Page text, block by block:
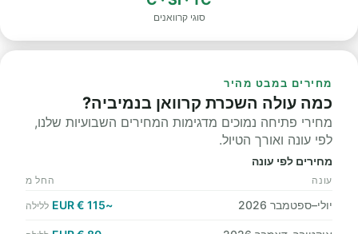
סוגי קרוואנים
מחירים במבט מהיר
כמה עולה השכרת קרוואן בנמיביה?
מחירי פתיחה נמוכים מדגימות המחירים השבועיות שלנו,
לפי עונה ואורך הטיול.
מחירים לפי עונה
עונה החל מ
יולי–ספטמבר 2026 ~115 € EUR ללילה